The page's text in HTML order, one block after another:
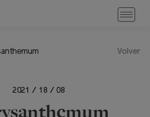
Volver
2021 / 18 / 08